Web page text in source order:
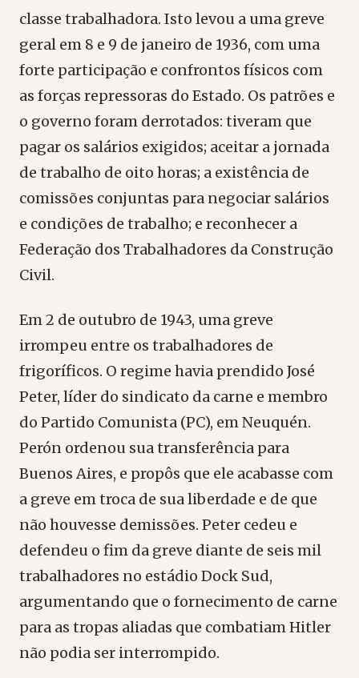
classe trabalhadora. Isto levou a uma greve
geral em 8 e 9 de janeiro de 1936, com uma
forte participação e confrontos físicos com
as forças repressoras do Estado. Os patrões e
o governo foram derrotados: tiveram que
pagar os salários exigidos; aceitar a jornada
de trabalho de oito horas; a existência de
comissões conjuntas para negociar salários
e condições de trabalho; e reconhecer a
Federação dos Trabalhadores da Construção
Civil.
Em 2 de outubro de 1943, uma greve
irrompeu entre os trabalhadores de
frigoríficos. O regime havia prendido José
Peter, líder do sindicato da carne e membro
do Partido Comunista (PC), em Neuquén.
Perón ordenou sua transferência para
Buenos Aires, e propôs que ele acabasse com
a greve em troca de sua liberdade e de que
não houvesse demissões. Peter cedeu e
defendeu o fim da greve diante de seis mil
trabalhadores no estádio Dock Sud,
argumentando que o fornecimento de carne
para as tropas aliadas que combatiam Hitler
não podia ser interrompido.